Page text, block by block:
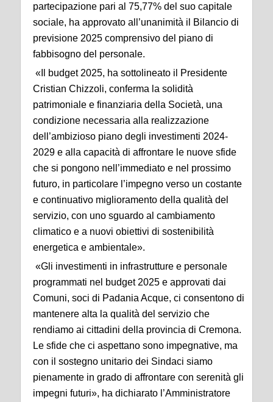
partecipazione pari al 75,77% del suo capitale
sociale, ha approvato all’unanimità il Bilancio di
previsione 2025 comprensivo del piano di
fabbisogno del personale.
«Il budget 2025, ha sottolineato il Presidente
Cristian Chizzoli, conferma la solidità
patrimoniale e finanziaria della Società, una
condizione necessaria alla realizzazione
dell’ambizioso piano degli investimenti 2024-
2029 e alla capacità di affrontare le nuove sfide
che si pongono nell’immediato e nel prossimo
futuro, in particolare l’impegno verso un costante
e continuativo miglioramento della qualità del
servizio, con uno sguardo al cambiamento
climatico e a nuovi obiettivi di sostenibilità
energetica e ambientale».
«Gli investimenti in infrastrutture e personale
programmati nel budget 2025 e approvati dai
Comuni, soci di Padania Acque, ci consentono di
mantenere alta la qualità del servizio che
rendiamo ai cittadini della provincia di Cremona.
Le sfide che ci aspettano sono impegnative, ma
con il sostegno unitario dei Sindaci siamo
pienamente in grado di affrontare con serenità gli
impegni futuri», ha dichiarato l’Amministratore